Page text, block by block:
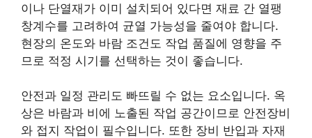
이나 단열재가 이미 설치되어 있다면 재료 간 열팽
창계수를 고려하여 균열 가능성을 줄여야 합니다.
현장의 온도와 바람 조건도 작업 품질에 영향을 주
므로 적정 시기를 선택하는 것이 좋습니다.
안전과 일정 관리도 빠뜨릴 수 없는 요소입니다. 옥
상은 바람과 비에 노출된 작업 공간이므로 안전장비
와 접지 작업이 필수입니다. 또한 장비 반입과 자재